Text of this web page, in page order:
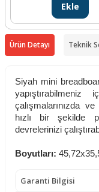
Ekle
Ürün Detayı Teknik
Siyah mini
yapıştırabilmeniz
çalışmalarınızda
hızlı bir şekilde
devrelerinizi
Boyutları:
Garanti Bilgisi